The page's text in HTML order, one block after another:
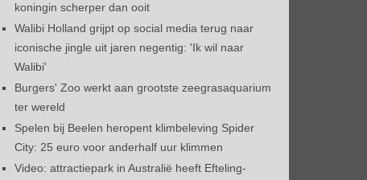
koningin scherper dan ooit
Walibi Holland grijpt op social media terug naar
iconische jingle uit jaren negentig: 'Ik wil naar
Walibi'
Burgers' Zoo werkt aan grootste zeegrasaquarium
ter wereld
Spelen bij Beelen heropent klimbeleving Spider
City: 25 euro voor anderhalf uur klimmen
Video: attractiepark in Australië heeft Efteling-